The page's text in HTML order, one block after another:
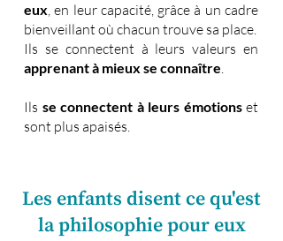
eux, en leur capacité, grâce à un cadre
bienveillant où chacun trouve sa place.
Ils se connectent à leurs valeurs en
apprenant à mieux se connaître.
Ils se connectent à leurs émotionset
sont plus apaisés.
Les enfants disent ce qu'est
la philosophie pour eux